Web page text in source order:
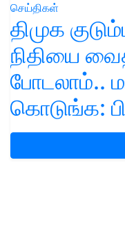
செய்திகள்
திமுக
நிதியை
போடலாம்..
கொடுங்க: